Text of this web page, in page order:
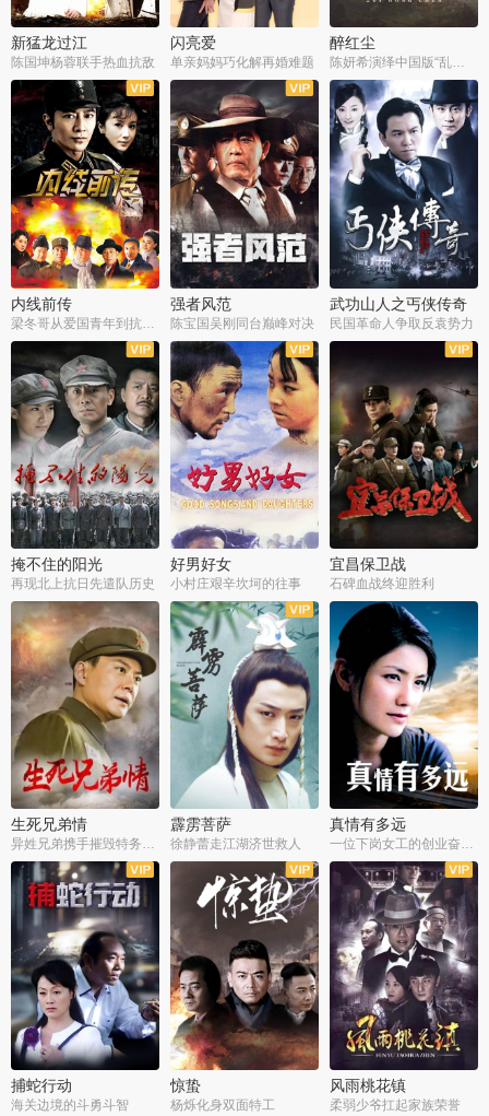
新猛龙过江
陈国坤杨蓉联手热血抗敌
闪亮爱
单亲妈妈巧化解再婚难题
醉红尘
陈妍希演绎中国版“乱世佳人”
全30集
内线前传
全30集
强者风范
陈宝国吴刚同台巅峰对决
全30集
武功山人之丐侠传奇
民国革命人争取反袁势力
全38集
掩不住的阳光
再现北上抗日先遣队历史
全9集
好男好女
小村庄艰辛坎坷的往事
全35集
宜昌保卫战
石碑血战终迎胜利
全37集
生死兄弟情
异姓兄弟携手摧毁特务阴谋
全40集
霹雳菩萨
徐静蕾走江湖济世救人
全25集
真情有多远
一位下岗女工的创业奋斗史
全22集
捕蛇行动
海关边境的斗勇斗智
全39集
惊蛰
杨烁化身双面特工
全36集
风雨桃花镇
柔弱少爷扛起家族荣誉